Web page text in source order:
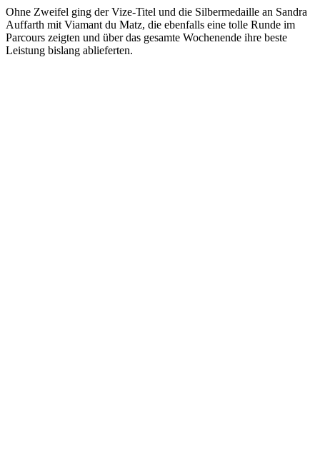
Ohne Zweifel ging der Vize-Titel und die Silbermedaille an Sandra
Auffarth mit Viamant du Matz, die ebenfalls eine tolle Runde im
Parcours zeigten und über das gesamte Wochenende ihre beste
Leistung bislang ablieferten.